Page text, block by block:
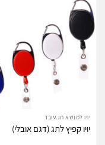
יויו למנשא תג עובד
יויו קפיץ לתג (דגם אובלי)